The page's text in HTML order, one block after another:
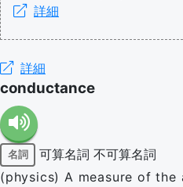
詳細
詳細
conductance
名詞 可算名詞 不可算名詞
(physics) A measure of